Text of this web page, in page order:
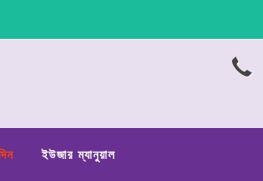
ইউজার ম্যানুয়াল